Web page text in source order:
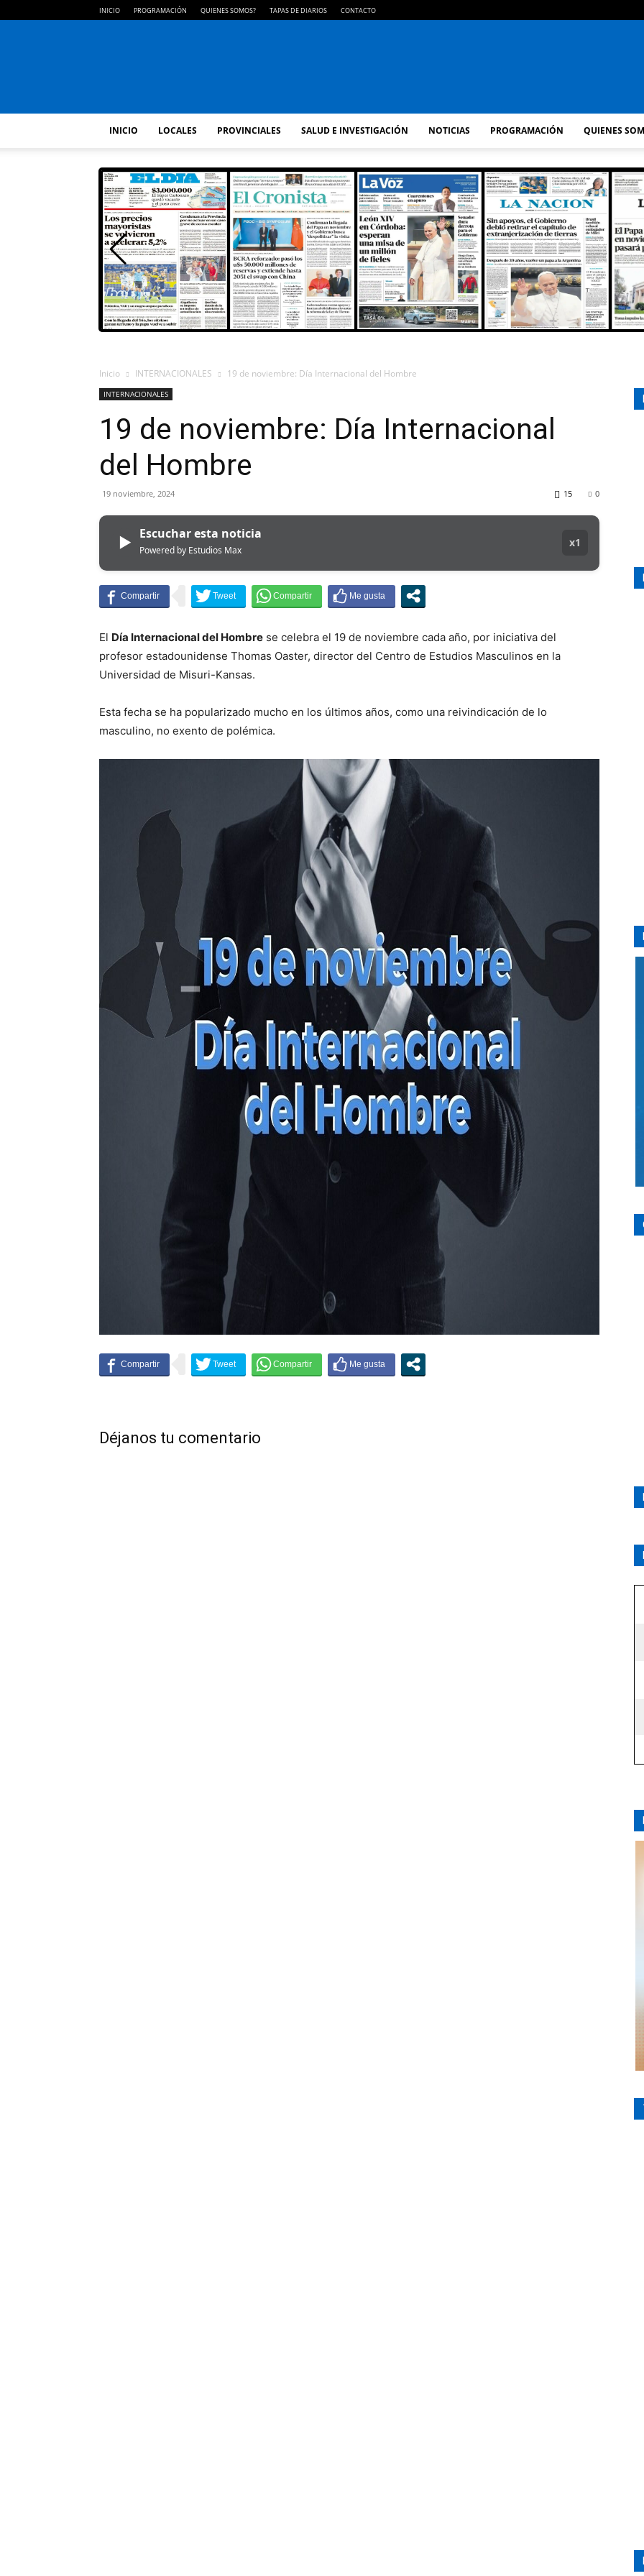
INICIO PROGRAMACIÓN QUIENES SOMOS? TAPAS DE DIARIOS CONTACTO
FM
GOLD
ORAN
INICIO LOCALES PROVINCIALES SALUD E INVESTIGACIÓN NOTICIAS PROGRAMACIÓN QUIENES
Inicio INTERNACIONALES 19 de noviembre: Día Internacional del Hombre
INTERNACIONALES
19 de noviembre: Día Internacional
del Hombre
19 noviembre, 2024 0
15
▶ Escuchar esta noticia
Powered by Estudios Max
x1
El Día Internacional del Hombre se celebra el 19 de noviembre cada año, por iniciativa del
profesor estadounidense Thomas Oaster, director del Centro de Estudios Masculinos en la
Universidad de Misuri-Kansas.
Esta fecha se ha popularizado mucho en los últimos años, como una reivindicación de lo
masculino, no exento de polémica.
Déjanos tu comentario